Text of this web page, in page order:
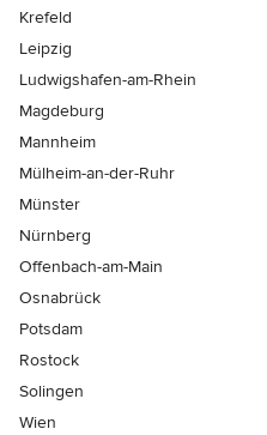
Krefeld
Leipzig
Ludwigshafen-am-Rhein
Magdeburg
Mannheim
Mülheim-an-der-Ruhr
Münster
Nürnberg
Offenbach-am-Main
Osnabrück
Potsdam
Rostock
Solingen
Wien